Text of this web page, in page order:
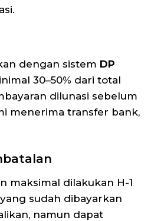
dengan sistem DP
30–50% dari total
dilunasi sebelum
menerima transfer bank,
maksimal dilakukan H-1
sudah dibayarkan
namun dapat